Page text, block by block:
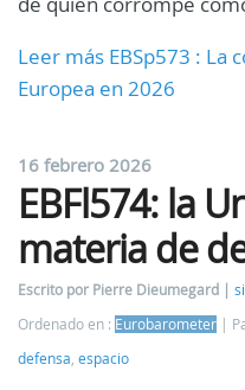
Leer más EBSp573 : La
Europea en 2026
16 febrero 2026
EBFl574: la
materia de
Escrito por Pierre Dieumegard
Ordenado en : Eurobarometer
defensa, espacio